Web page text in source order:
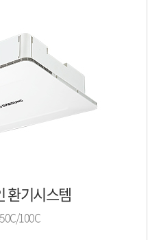
환기시스템
100C